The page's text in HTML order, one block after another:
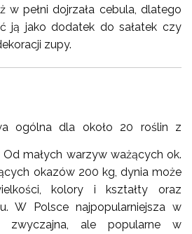
w pełni dojrzała cebula, dlatego
ją jako dodatek do sałatek czy
zupy.
ogólna dla około 20 roślin z
małych warzyw ważących ok.
okazów 200 kg, dynia może
kolory i kształty oraz
W Polsce najpopularniejsza w
zwyczajna, ale popularne w